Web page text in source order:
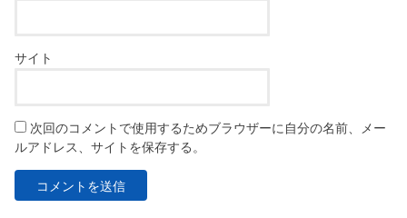
サイト
次回のコメントで使用するためブラウザーに自分の名前、メー
ルアドレス、サイトを保存する。